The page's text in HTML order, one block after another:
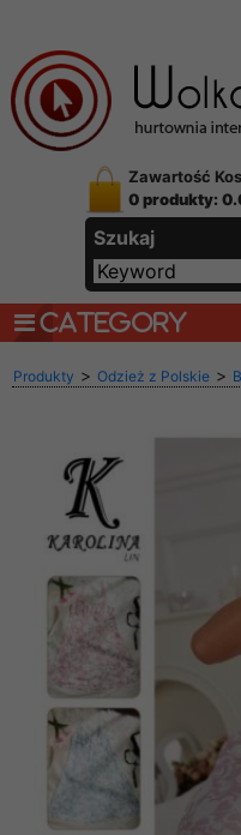
Zawartość
0 produkty:
Szukaj
CATEGORY
Produkty > Odzież z Polskie >